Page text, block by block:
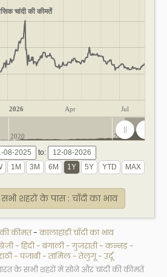
चांदी की कीमतें
2026 Apr Jul
2020 2025
to:
शहरों के पास : चाँदी का भाव
की कीमत-कालाहांडी चाँदी का भाव
-हिंदी-बंगाली-गुजराती-कन्नड़-
-पंजाबी-तामिल-तेलुगू-उर्दू
के सभी शहरों में सोने और चांदी की कीमतें